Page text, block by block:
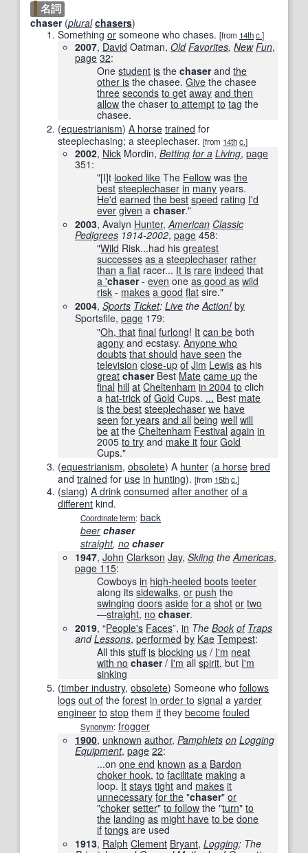
名詞
chaser(plural chasers)
Something or someone who chases. [from 14thc.]
2007, David Oatman, Old Favorites, New Fun,
page 32:
Onestudent is thechaserandthe
other is the chasee.Give the chasee
three seconds to get away and then
allow the chaserto attempt to tag the
chasee.
(equestrianism) A horse trained for
steeplechasing; a steeplechaser. [from 14thc.]
2002, Nick Mordin, Betting for a Living, page
351 :
"[I]t looked like The Fellow wasthe
best steeplechaser in many years.
He'd earned the best speed rating I'd
ever given achaser."
2003, Avalyn Hunter,American Classic
Pedigrees 1914-2002, page 458:
"Wild Risk...had hisgreatest
successes as a steeplechaser rather
than a flat racer... It is rare indeed that
a 'chaser-even oneas good as wild
risk - makes a good flat sire."
2004, Sports Ticket: Live theAction! by
Sportsfile, page 179:
"Oh, that final furlong! It can be both
agony and ecstasy.Anyone who
doubts that should have seen the
television close-up of Jim Lewis as his
great chaserBest Mate came up the
final hill at Cheltenham in 2004 to clich
a hat-trick of Gold Cups. ... Best mate
is the best steeplechaser we have
seen for years and all being well will
be at theCheltenham Festival again in
2005to try and make it four Gold
Cups."
(equestrianism, obsolete) A hunter (a horse bred
and trained for use in hunting). [from 15thc.]
(slang) A drink consumed after another of a
different kind.
Coordinate term: back
beer chaser
straight, no chaser
1947, John Clarkson Jay, Skiing theAmericas,
page 115:
Cowboysin high-heeled boots teeter
along itssidewalks,or push the
swinging doors aside for a shot or two
—straight, no chaser.
2019, “People's Faces”, in The Book of Traps
andLessons, performed by Kae Tempest:
All thisstuff is blocking us / I'm neat
with no chaser/ I'm allspirit, but I'm
sinking
(timber industry, obsolete) Someone who follows
logs out of the forest in order to signal a yarder
engineer to stop them if they become fouled
Synonym: frogger
1900, unknown author, Pamphlets on Logging
Equipment, page 22:
...onone end known as a Bardon
choker hook,to facilitate making a
loop. It stays tight and makes it
unnecessary for the "chaser"or
"choker setter"to follow the "turn"to
the landing as might have to be done
if tongs are used
1913, Ralph Clement Bryant, Logging: The